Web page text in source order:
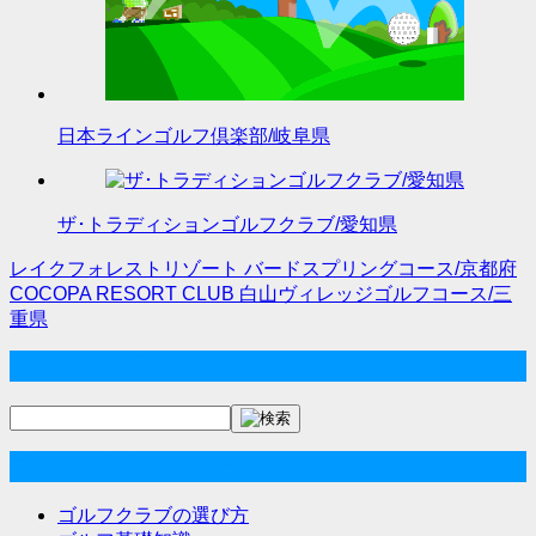
日本ラインゴルフ倶楽部/岐阜県
ザ･トラディションゴルフクラブ/愛知県
投
稿
ビ
ゲ
ー
レイクフォレストリゾート バードスプリングコース/京都府
COCOPA RESORT CLUB 白山ヴィレッジゴルフコース/三
重県
ゴルフクラブの選び方